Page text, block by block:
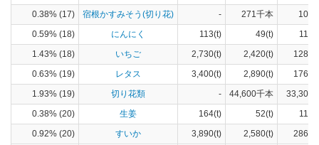
0.38% (17)
宿根かすみそう(切り花) - 271千本
0.59% (18)
にんにく 113(t) 49(t)
1.43% (18)
いちご 2,730(t) 2,420(t)
0.63% (19)
レタス 3,400(t) 2,890(t)
1.93% (19)
切り花類 - 44,600千本
0.38% (20)
生姜 164(t) 52(t)
0.92% (20)
すいか 3,890(t) 2,580(t)